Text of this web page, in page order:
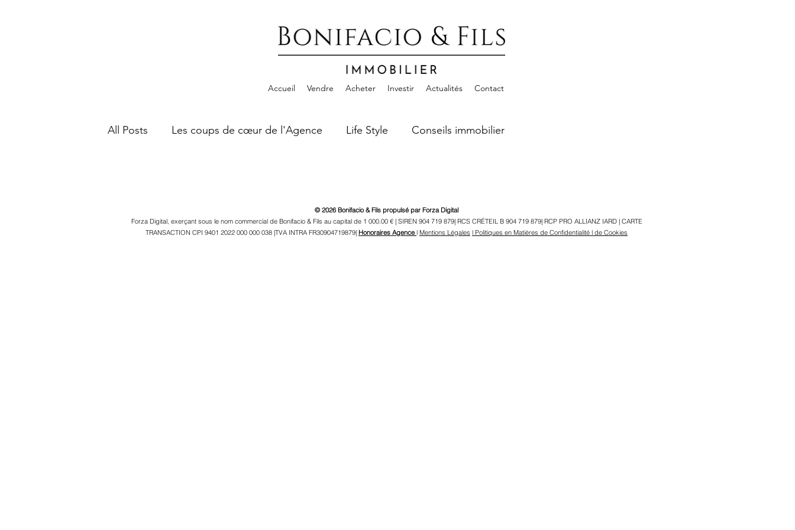
Accueil Vendre Acheter Investir Actualités Contact
All Posts Les coups de cœur de l'Agence Life Style Conseils immobilier
© 2026 Bonifacio & Fils propulsé par Forza Digital
Forza Digital, exerçant sous le nom commercial de Bonifacio & Fils au capital de 1 000.00 € | SIREN 904 719 879| RCS CRÉTEIL B 904 719 879| RCP PRO ALLIANZ IARD | CARTE
TRANSACTION CPI 9401 2022 000 000 038 |TVA INTRA FR30904719879| Honoraires Agence l Mentions Légales l Politiques en Matières de Confidentialité l de Cookies